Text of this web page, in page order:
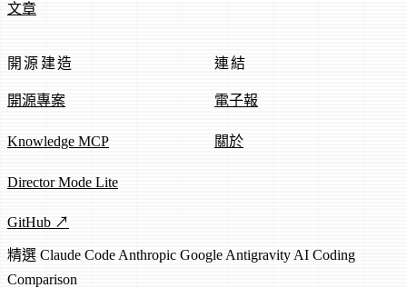
文章
開源建造
開源專案
Knowledge MCP
Director Mode Lite
GitHub ↗
連結
電子報
關於
精選 Claude Code Anthropic Google Antigravity AI Coding
Comparison